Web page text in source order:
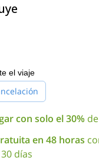
del terreno. El
debes estar
"salvajes" y aceptar
alcanzar nuestros
interesado en esta
el viaje
con solo el 30%
en 48 horas
días